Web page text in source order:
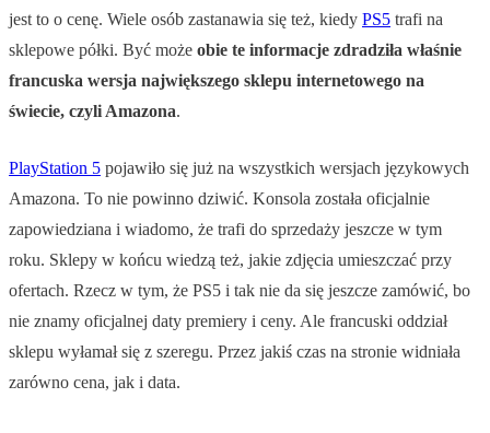
jest to o cenę. Wiele osób zastanawia się też, kiedy PS5 trafi na
sklepowe półki. Być może obie te informacje zdradziła właśnie
francuska wersja największego sklepu internetowego na
świecie, czyli Amazona.
PlayStation 5 pojawiło się już na wszystkich wersjach językowych
Amazona. To nie powinno dziwić. Konsola została oficjalnie
zapowiedziana i wiadomo, że trafi do sprzedaży jeszcze w tym
roku. Sklepy w końcu wiedzą też, jakie zdjęcia umieszczać przy
ofertach. Rzecz w tym, że PS5 i tak nie da się jeszcze zamówić, bo
nie znamy oficjalnej daty premiery i ceny. Ale francuski oddział
sklepu wyłamał się z szeregu. Przez jakiś czas na stronie widniała
zarówno cena, jak i data.